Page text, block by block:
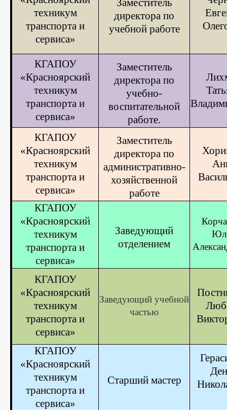
техникум
транспорта и
сервиса»
директора по
учебной работе
КГАПОУ
«Красноярский
техникум
транспорта и
сервиса»
Заместитель
директора по
учебно-
воспитательной
работе.
КГАПОУ
«Красноярский
техникум
транспорта и
сервиса»
Заместитель
директора по
административно-
хозяйственной
работе
КГАПОУ
«Красноярский
техникум
транспорта и
сервиса»
Заведующий
отделением
КГАПОУ
«Красноярский
техникум
транспорта и
сервиса»
Заведующий учебной
частью
КГАПОУ
«Красноярский
техникум
транспорта и
сервиса»
Старшиймастер